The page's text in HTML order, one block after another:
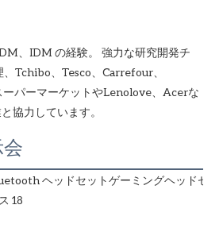
、IDM の経験。 強力な研究開発チ
Tchibo、Tesco、Carrefour、
パーマーケットやLenolove、Acerな